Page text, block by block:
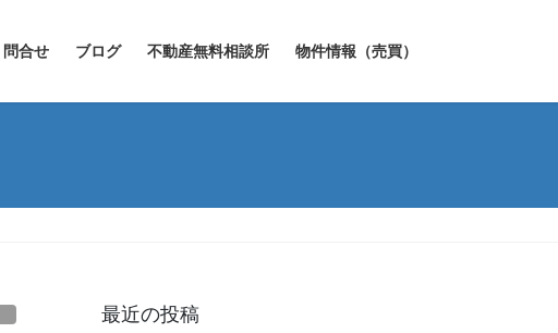
問合せ ブログ 不動産無料相談所 物件情報（売買）
最近の投稿